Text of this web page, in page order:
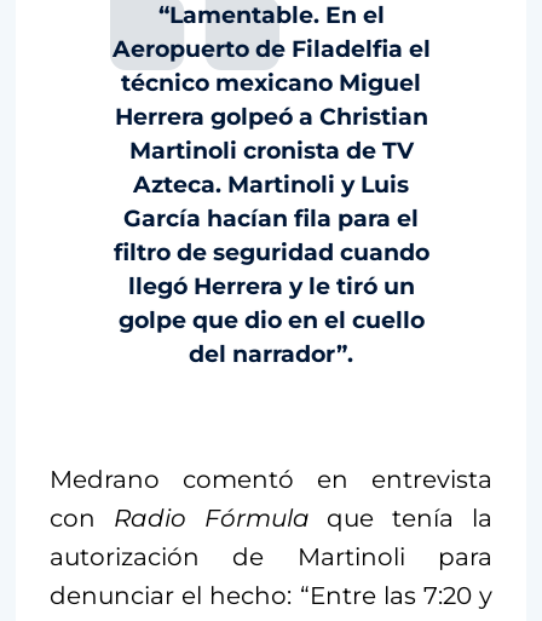
“Lamentable. En el
Aeropuerto de Filadelfia el
técnico mexicano Miguel
Herrera golpeó a Christian
Martinoli cronista de TV
Azteca. Martinoli y Luis
García hacían fila para el
filtro de seguridad cuando
llegó Herrera y le tiró un
golpe que dio en el cuello
del narrador”.
Medrano comentó en entrevista
con Radio Fórmula que tenía la
autorización de Martinoli para
denunciar el hecho: “Entre las 7:20 y